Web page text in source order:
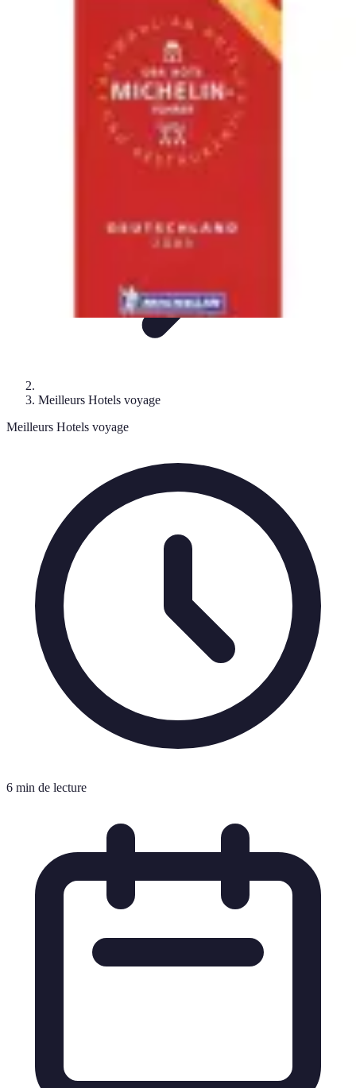
DestinationsTendances Famille Conseils Pratiques
Meilleur Hôtel Voyage
Meilleurs Hotels voyage
Meilleurs Hotels voyage
6 min de lecture